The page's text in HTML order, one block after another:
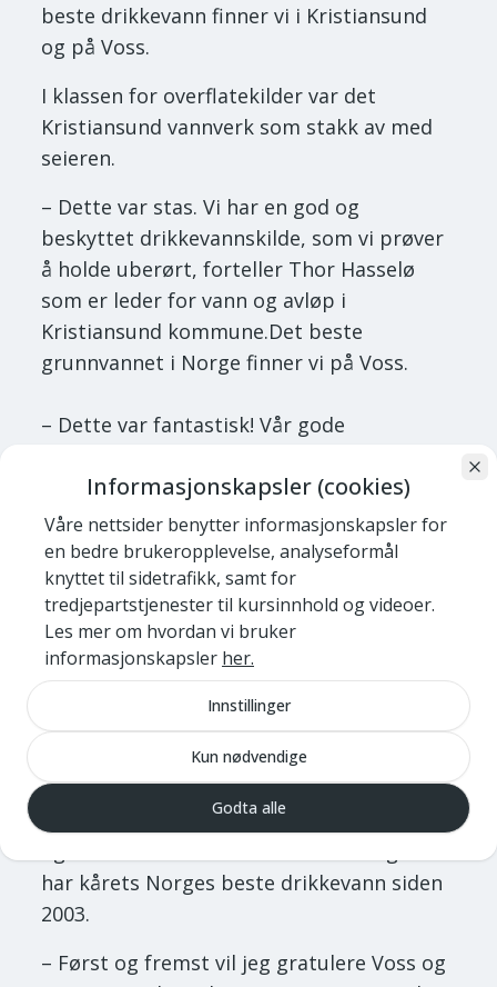
beste drikkevann finner vi i Kristiansund
og på Voss.
I klassen for overflatekilder var det
Kristiansund vannverk som stakk av med
seieren.
– Dette var stas. Vi har en god og
beskyttet drikkevannskilde, som vi prøver
å holde uberørt, forteller Thor Hasselø
som er leder for vann og avløp i
Kristiansund kommune.Det beste
grunnvannet i Norge finner vi på Voss.
– Dette var fantastisk! Vår gode
i dag, forteller Agnar Bøthun som er
driftsoperatør i Voss herad.
Juryleder, Johan P. Nielsen, forteller at
konkurransen var beinhard og at juryen
trengte en ekstra runde for å avgjøre
hvem som skulle stå på toppen av pallen.
– I dag har vi smakt på vann av svært høy
kvalitet og juryen mener at vi har funnet
to verdige vinnere, forteller Nielsen.
Konkurransen arrangeres av Norsk Vann
har kårets Norges beste drikkevann siden
2003.
– Først og fremst vil jeg gratulere Voss og
Informasjonskapsler (cookies)
Våre nettsider benytter informasjonskapsler for
en bedre brukeropplevelse, analyseformål
knyttet til sidetrafikk, samt for
tredjepartstjenester til kursinnhold og videoer.
Les mer om hvordan vi bruker
informasjonskapsler her.
Innstillinger
Kun nødvendige
Godta alle